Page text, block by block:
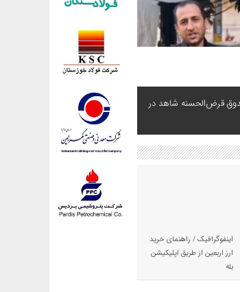
قرض‌الحسنه شاهد در
اینفوگرافیک / راهنمای خرید
ارز اربعین از طریق اپلیکیشن
بله